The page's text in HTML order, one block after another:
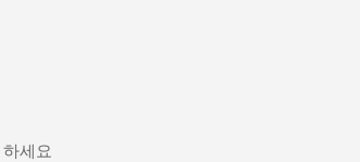
세요